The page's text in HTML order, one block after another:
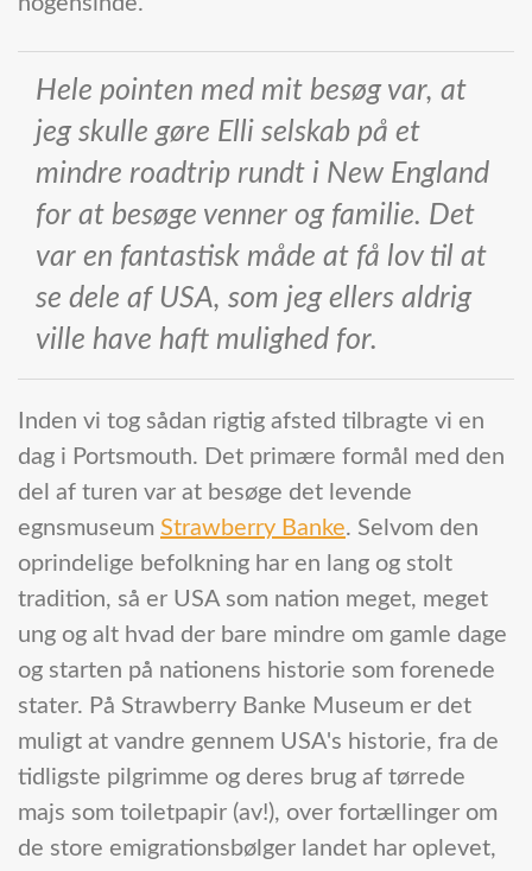
Hele pointen med mit besøg var, at
jeg skulle gøre Elli selskab på et
mindre roadtrip rundt i New England
for at besøge venner og familie. Det
var en fantastisk måde at få lov til at
se dele af USA, som jeg ellers aldrig
ville have haft mulighed for.
Inden vi tog sådan rigtig afsted tilbragte vi en
dag i Portsmouth. Det primære formål med den
del af turen var at besøge det levende
egnsmuseum Strawberry Banke. Selvom den
oprindelige befolkning har en lang og stolt
tradition, så er USA som nation meget, meget
ung og alt hvad der bare mindre om gamle dage
og starten på nationens historie som forenede
stater. På Strawberry Banke Museum er det
muligt at vandre gennem USA's historie, fra de
tidligste pilgrimme og deres brug af tørrede
majs som toiletpapir (av!), over fortællinger om
de store emigrationsbølger landet har oplevet,